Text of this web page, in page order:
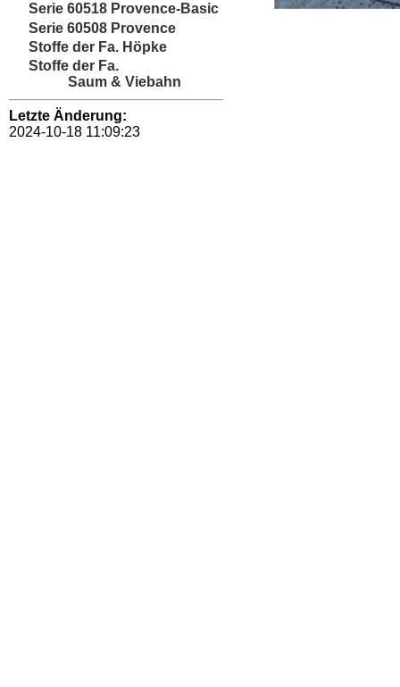
Serie 60518 Provence-Basic
Serie 60508 Provence
Stoffe der Fa. Höpke
Stoffe der Fa.
Saum & Viebahn
Letzte Änderung:
2024-10-18 11:09:23